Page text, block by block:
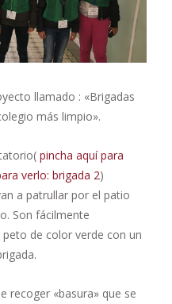
llamado : «Brigadas
más limpio».
pincha aquí para
verlo: brigada 2)
a patrullar por el patio
Son fácilmente
de color verde con un
recoger «basura» que se